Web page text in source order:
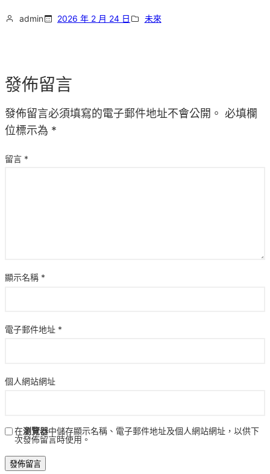
admin 2026 年 2 月 24 日 未來
發佈留言
發佈留言必須填寫的電子郵件地址不會公開。 必填欄
位標示為 *
留言 *
顯示名稱 *
電子郵件地址 *
個人網站網址
在瀏覽器中儲存顯示名稱、電子郵件地址及個人網站網址，以供下
次發佈留言時使用。